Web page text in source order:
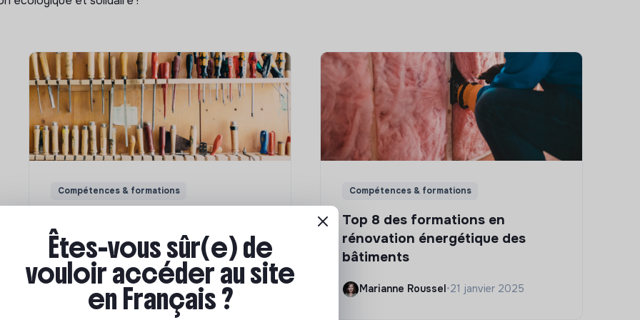
Compétences & formations
transition écologique ?
Marianne Roussel 09 janvier 2024
Compétences & formations
Top 8 des formations en
rénovation énergétique des
bâtiments
Marianne Roussel•21 janvier 2025
Êtes-vous sûr(e) de
vouloir accéder au site
en Français ?